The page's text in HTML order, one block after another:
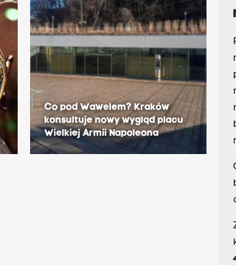
Co pod Wawelem? Kraków
konsultuje nowy wygląd placu
Wielkiej Armii Napoleona